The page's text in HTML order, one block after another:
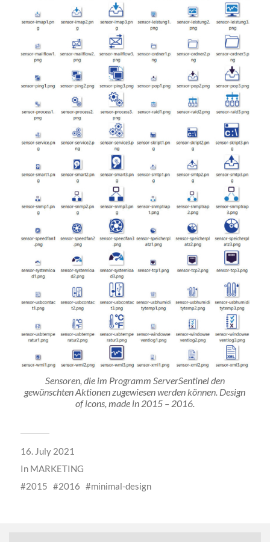
Sensoren, die im Programm ServerSentinel den
gewünschten Aktionen zugewiesen werden können. Design
of icons, made in 2015 – 2016.
16. July 2021
In MARKETING
2015
2016 minimal-design